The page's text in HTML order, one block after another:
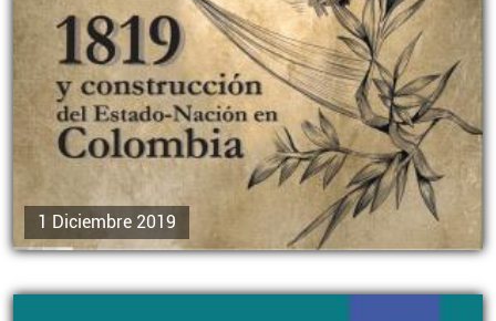
1 Diciembre 2019